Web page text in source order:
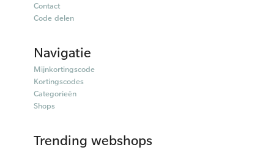
Contact
Code delen
Navigatie
Mijnkortingscode
Kortingscodes
Categorieën
Shops
Trending webshops